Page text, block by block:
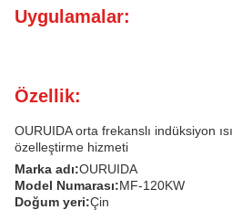
Uygulamalar:
Özellik:
OURUIDA orta frekanslı indüksiyon
özelleştirme hizmeti
Marka adı:OURUIDA
Model Numarası:MF-120KW
Doğum yeri:Çin